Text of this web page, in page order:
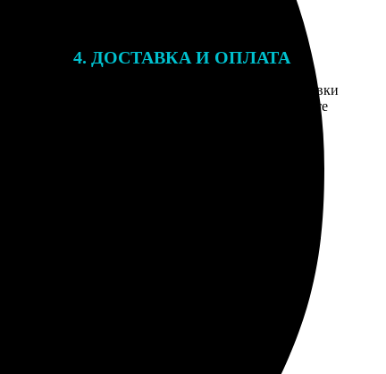
4. ДОСТАВКА И ОПЛАТА
Введите адрес и выберите способ доставки
заказа. Если у вас есть промокод, введите